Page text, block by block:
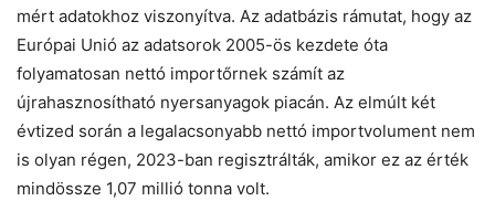
mért adatokhoz viszonyítva. Az adatbázis rámutat, hogy az
Európai Unió az adatsorok 2005-ös kezdete óta
folyamatosan nettó importőrnek számít az
újrahasznosítható nyersanyagok piacán. Az elmúlt két
évtized során a legalacsonyabb nettó importvolument nem
is olyan régen, 2023-ban regisztrálták, amikor ez az érték
mindössze 1,07 millió tonna volt.